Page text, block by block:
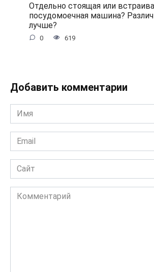
Отдельно стоящая или
посудомоечная машина?
лучше?
0 619
Добавить комментарии
Имя
*
Email
*
Сайт
Комментарий